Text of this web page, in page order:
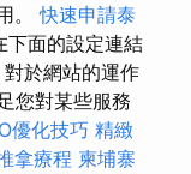
。快速申請泰
下面的設定連結
於網站的運作
您對某些服務
優化技巧 精緻
拿療程 柬埔寨